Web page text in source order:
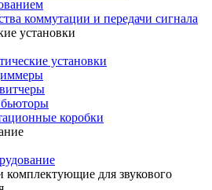
коммутации и передачи сигнала
установки
установки
коробки
комплектующие для звукового